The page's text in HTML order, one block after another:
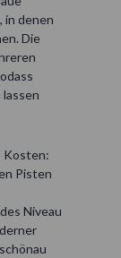
in denen
Die
Kosten:
Pisten
Niveau